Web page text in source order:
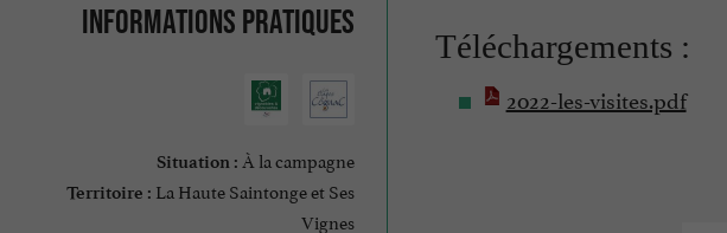
Informations pratiques
Situation : À la campagne
Territoire : La Haute Saintonge et Ses
Vignes
Téléchargements :
2022-les-visites.pdf